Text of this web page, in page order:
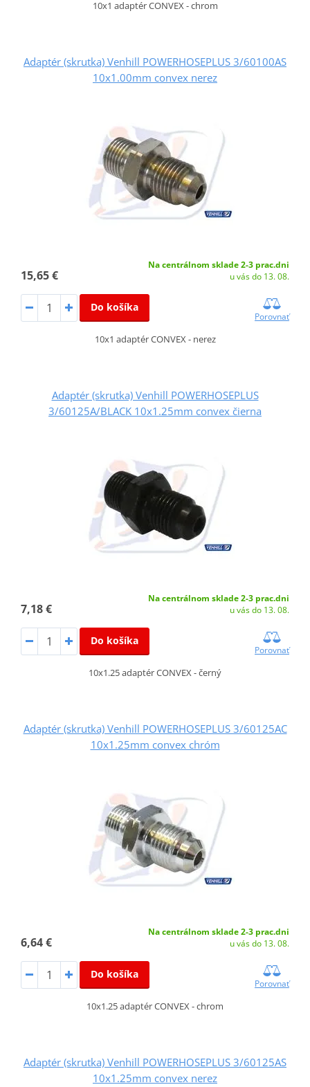
10x1 adaptér CONVEX - chrom
Adaptér (skrutka) Venhill POWERHOSEPLUS 3/60100AS
10x1.00mm convex nerez
15,65 €
Na centrálnom sklade 2-3 prac.dni
u vás do 13. 08.
Do košíka
Porovnať
10x1 adaptér CONVEX - nerez
Adaptér (skrutka) Venhill POWERHOSEPLUS
3/60125A/BLACK 10x1.25mm convex čierna
7,18 €
Na centrálnom sklade 2-3 prac.dni
u vás do 13. 08.
Do košíka
Porovnať
10x1.25 adaptér CONVEX - černý
Adaptér (skrutka) Venhill POWERHOSEPLUS 3/60125AC
10x1.25mm convex chróm
6,64 €
Na centrálnom sklade 2-3 prac.dni
u vás do 13. 08.
Do košíka
Porovnať
10x1.25 adaptér CONVEX - chrom
Adaptér (skrutka) Venhill POWERHOSEPLUS 3/60125AS
10x1.25mm convex nerez